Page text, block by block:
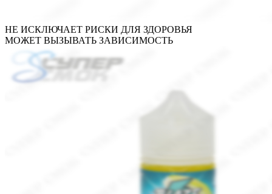
НЕ ИСКЛЮЧАЕТ РИСКИ ДЛЯ ЗДОРОВЬЯ
МОЖЕТ ВЫЗЫВАТЬ ЗАВИСИМОСТЬ